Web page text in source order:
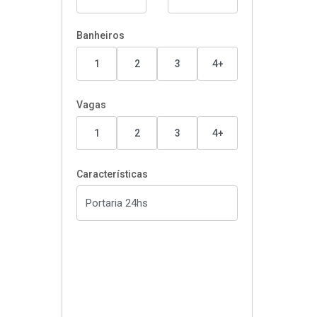
Banheiros
1 2 3 4+
Vagas
1 2 3 4+
Características